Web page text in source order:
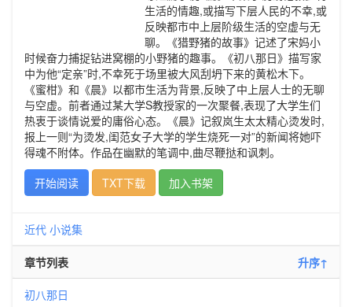
生活的情趣,或描写下层人民的不幸,或
反映都市中上层阶级生活的空虚与无
聊。《猎野猪的故事》记述了宋妈小
时候奋力捕捉钻进窝棚的小野猪的趣事。《初八那日》描写家
中为他“定亲”时,不幸死于场里被大风刮坍下来的黄松木下。
《蜜柑》和《晨》以都市生活为背景,反映了中上层人士的无聊
与空虚。前者通过某大学S教授家的一次聚餐,表现了大学生们
热衷于谈情说爱的庸俗心态。《晨》记叙岚生太太精心烫发时,
报上一则“为烫发,闺范女子大学的学生烧死一对”的新闻将她吓
得魂不附体。作品在幽默的笔调中,曲尽鞭挞和讽刺。
开始阅读
TXT下载 加入书架
近代 小说集
章节列表 升序↑
初八那日